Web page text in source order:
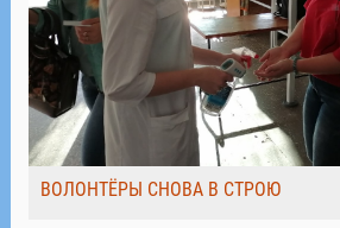
ВОЛОНТЁРЫ СНОВА В СТРОЮ